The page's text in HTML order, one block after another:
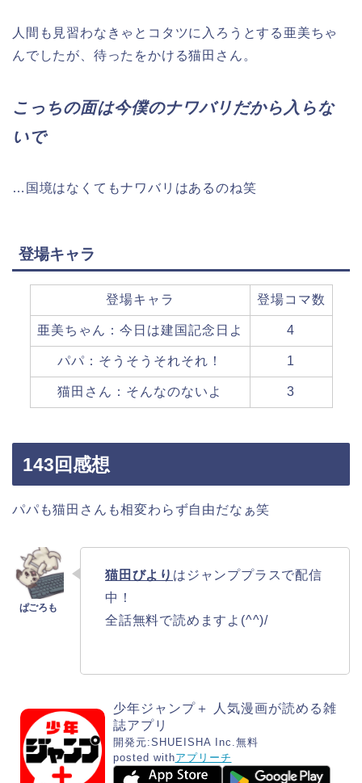
人間も見習わなきゃとコタツに入ろうとする亜美ちゃ
んでしたが、待ったをかける猫田さん。
こっちの面は今僕のナワバリだから入らな
いで
…国境はなくてもナワバリはあるのね笑
登場キャラ
登場キャラ 登場コマ数
亜美ちゃん：今日は建国記念日よ 4
パパ：そうそうそれそれ！ 1
猫田さん：そんなのないよ 3
143回感想
パパも猫田さんも相変わらず自由だなぁ笑
猫田びより はジャンププラスで配信
中！
全話無料で読めますよ(^^)/
少年ジャンプ＋ 人気漫画が読める雑
誌アプリ
開発元:SHUEISHA Inc. 無料
posted withアプリーチ